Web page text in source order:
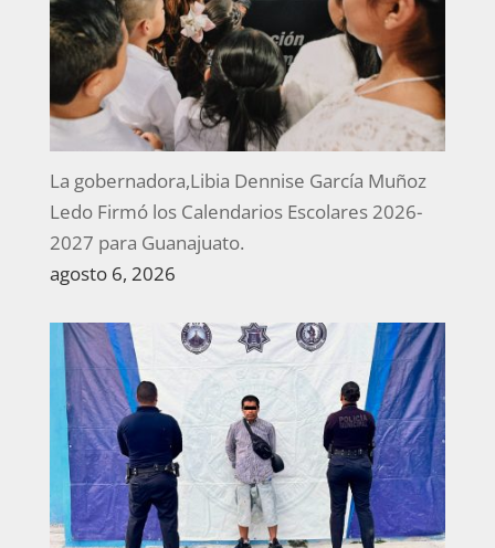
La gobernadora,Libia Dennise García Muñoz
Ledo Firmó los Calendarios Escolares 2026-
2027 para Guanajuato.
agosto 6, 2026